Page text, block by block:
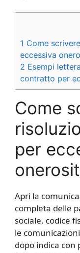
1 Come
eccessiva
2 Esempi
contratto per
Come
per
Apri la
completa delle
sociale, codice
le
dopo indica con